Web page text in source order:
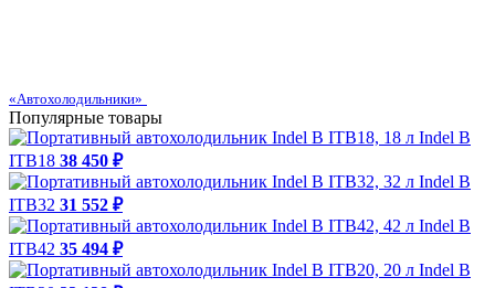
«Автохолодильники»
Популярные товары
Indel B
ITB18 38 450 ₽
Indel B
ITB32 31 552 ₽
Indel B
ITB42 35 494 ₽
Indel B